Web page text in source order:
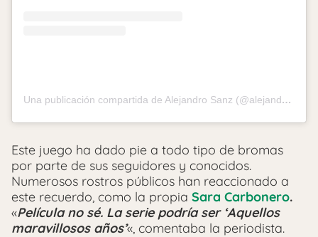
Una publicación compartida de Alejandro Sanz (@alejandrosanz)
Este juego ha dado pie a todo tipo de bromas
por parte de sus seguidores y conocidos.
Numerosos rostros públicos han reaccionado a
este recuerdo, como la propia Sara Carbonero.
«Película no sé. La serie podría ser ‘Aquellos
maravillosos años’«, comentaba la periodista.